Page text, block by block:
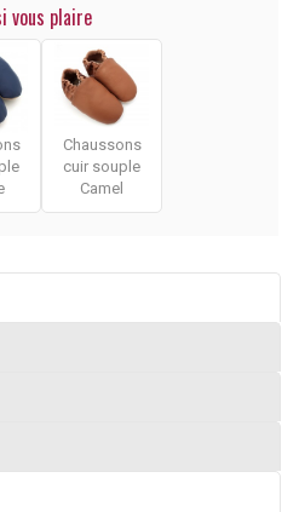
vous plaire
Chaussons
cuir souple
Camel